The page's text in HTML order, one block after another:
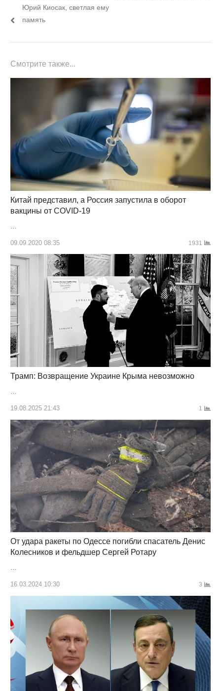
записям
Юрий Киосак, светлая ему
память
Смотрите также...
Китай представил, а Россия запустила в оборот
вакцины от COVID-19
09.09.2020 08:35 1931
Трамп: Возвращение Украине Крыма невозможно
19.08.2025 21:43 1
От удара ракеты по Одессе погибли спасатель Денис
Колесников и фельдшер Сергей Ротару
…
16.03.2024 10:30 3